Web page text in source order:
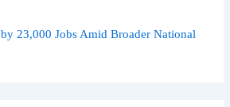
23,000 Jobs Amid Broader National